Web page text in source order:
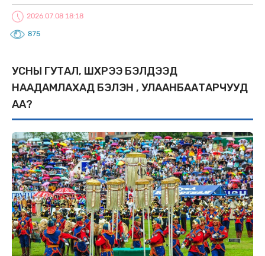
2026.07.08 18:18
875
УСНЫ ГУТАЛ, ШҮХРЭЭ БЭЛДЭЭД
НААДАМЛАХАД БЭЛЭН ҮҮ, УЛААНБААТАРЧУУД
АА?